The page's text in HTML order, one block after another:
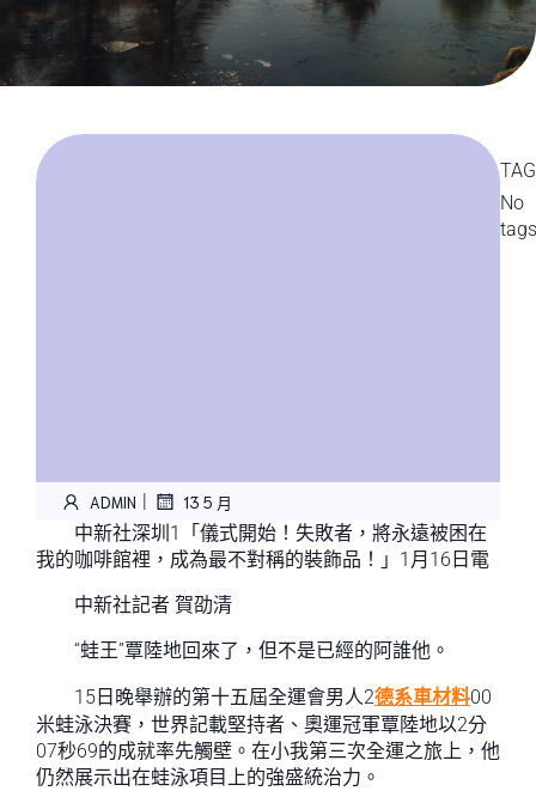
ADMIN | 13 5 月
中新社深圳1「儀式開始！失敗者，將永遠被困在
我的咖啡館裡，成為最不對稱的裝飾品！」1月16日電
中新社記者 賀劭清
“蛙王”覃陸地回來了，但不是已經的阿誰他。
15日晚舉辦的第十五屆全運會男人2德系車材料00
米蛙泳決賽，世界記載堅持者、奧運冠軍覃陸地以2分
07秒69的成就率先觸壁。在小我第三次全運之旅上，他
仍然展示出在蛙泳項目上的強盛統治力。
No
tags